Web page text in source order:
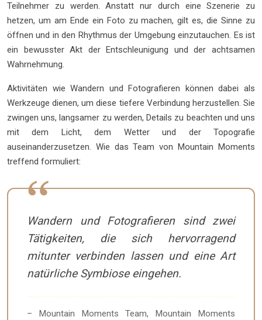
Teilnehmer zu werden. Anstatt nur durch eine Szenerie zu
hetzen, um am Ende ein Foto zu machen, gilt es, die Sinne zu
öffnen und in den Rhythmus der Umgebung einzutauchen. Es ist
ein bewusster Akt der Entschleunigung und der achtsamen
Wahrnehmung.
Aktivitäten wie Wandern und Fotografieren können dabei als
Werkzeuge dienen, um diese tiefere Verbindung herzustellen. Sie
zwingen uns, langsamer zu werden, Details zu beachten und uns
mit dem Licht, dem Wetter und der Topografie
auseinanderzusetzen. Wie das Team von Mountain Moments
treffend formuliert:
Wandern und Fotografieren sind zwei
Tätigkeiten, die sich hervorragend
mitunter verbinden lassen und eine Art
natürliche Symbiose eingehen.
– Mountain Moments Team, Mountain Moments